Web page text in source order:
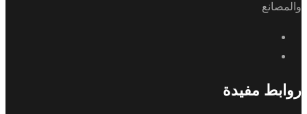
والمصانع
روابط مفيدة